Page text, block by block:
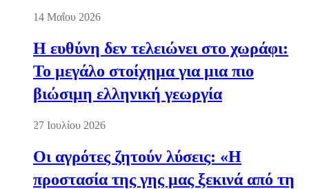
14 Μαΐου 2026
Η ευθύνη δεν τελειώνει στο χωράφι:
Το μεγάλο στοίχημα για μια πιο
βιώσιμη ελληνική γεωργία
27 Ιουλίου 2026
Οι αγρότες ζητούν λύσεις: «Η
προστασία της γης μας ξεκινά από τη